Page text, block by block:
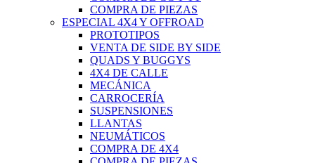
COMPRA DE PIEZAS
ESPECIAL 4X4 Y OFFROAD
PROTOTIPOS
VENTA DE SIDE BY SIDE
QUADS Y BUGGYS
4X4 DE CALLE
MECÁNICA
CARROCERÍA
SUSPENSIONES
LLANTAS
NEUMÁTICOS
COMPRA DE 4X4